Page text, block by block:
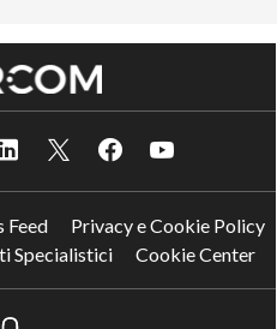
Feed
Privacy e Cookie Policy
Specialistici
Cookie Center